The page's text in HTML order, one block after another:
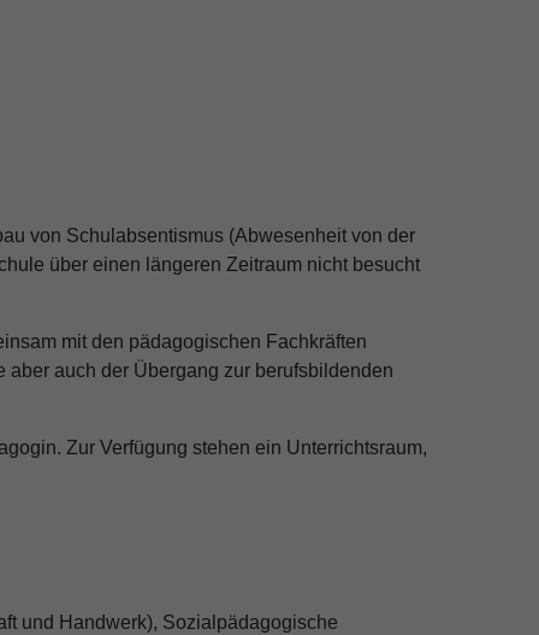
von Schulabsentismus (Abwesenheit von der
über einen längeren Zeitraum nicht besucht
mit den pädagogischen Fachkräften
auch der Übergang zur berufsbildenden
Zur Verfügung stehen ein Unterrichtsraum,
und Handwerk), Sozialpädagogische